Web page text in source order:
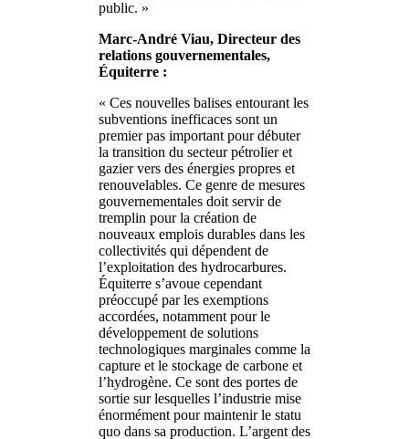
public. »
Marc-André Viau, Directeur des
relations gouvernementales,
Équiterre :
« Ces nouvelles balises entourant les
subventions inefficaces sont un
premier pas important pour débuter
la transition du secteur pétrolier et
gazier vers des énergies propres et
renouvelables. Ce genre de mesures
gouvernementales doit servir de
tremplin pour la création de
nouveaux emplois durables dans les
collectivités qui dépendent de
l’exploitation des hydrocarbures.
Équiterre s’avoue cependant
préoccupé par les exemptions
accordées, notamment pour le
développement de solutions
technologiques marginales comme la
capture et le stockage de carbone et
l’hydrogène. Ce sont des portes de
sortie sur lesquelles l’industrie mise
énormément pour maintenir le statu
quo dans sa production. L’argent des